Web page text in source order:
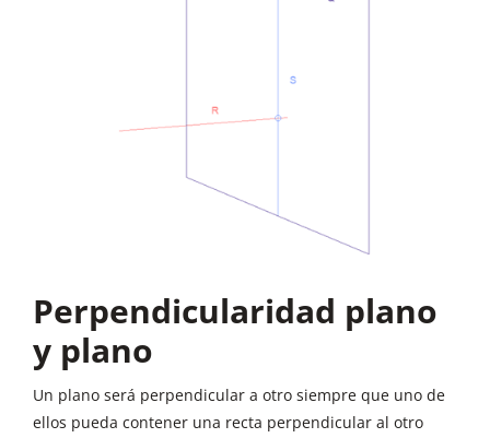
Perpendicularidad plano
y plano
Un plano será perpendicular a otro siempre que uno de
ellos pueda contener una recta perpendicular al otro